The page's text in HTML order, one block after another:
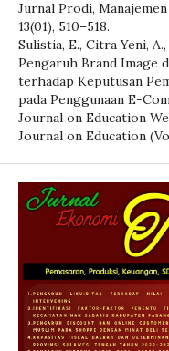
Jurnal Prodi,
13(01), 510–518.
Sulistia, E., Citra Yeni,
Pengaruh Brand Image
terhadap Keputusan
pada Penggunaan E-
Journal on Education
Journal on Education